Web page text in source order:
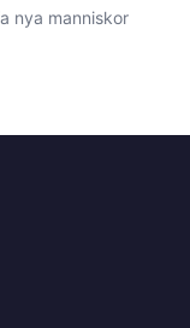
nya manniskor